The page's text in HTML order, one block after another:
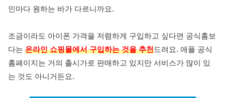
인마다 원하는 바가 다르니까요.
조금이라도 아이폰 가격을 저렴하게 구입하고 싶다면 공식홈보
다는 온라인 쇼핑몰에서 구입하는 것을 추천드려요. 애플 공식
홈페이지는 거의 출시가로 판매하고 있지만 서비스가 많이 있
는 것도 아니거든요.